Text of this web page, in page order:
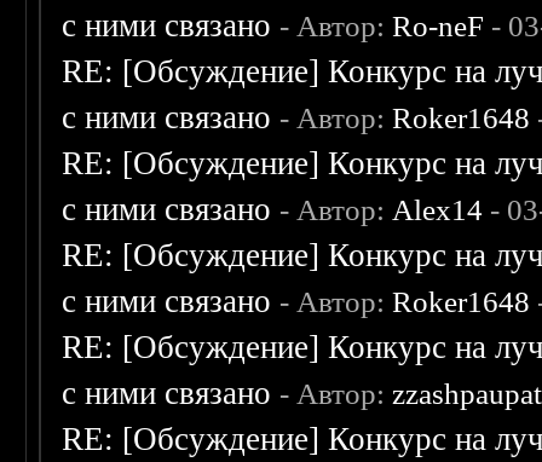
с ними связано - Автор:Ro-neF -
RE: [Обсуждение] Конкурс на
с ними связано - Автор:Roker1648
RE: [Обсуждение] Конкурс на
с ними связано - Автор: Alex14 -
RE: [Обсуждение] Конкурс на
с ними связано - Автор:Roker1648
RE: [Обсуждение] Конкурс на
с ними связано - Автор: zzashpaupat
RE: [Обсуждение] Конкурс на